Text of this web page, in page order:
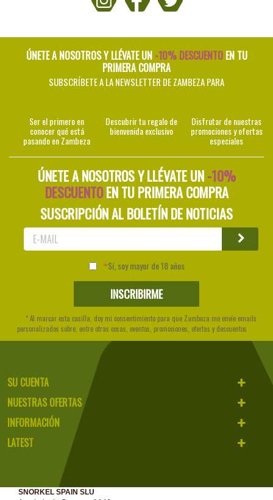
ÚNETE A NOSOTROS Y LLÉVATE UN -10% DESCUENTOEN TU
PRIMERA COMPRA
SUBSCRÍBETE A LA NEWSLETTER DE ZAMBEZA PARA
Ser el primero en
conocer qué está
pasando en Zambeza
Descubrir tu regalo de
bienvenida exclusivo
Disfrutar de nuestras
promociones y ofertas
especiales
ÚNETE A NOSOTROS Y LLÉVATE UN-10%
DESCUENTOEN TU PRIMERA COMPRA
SUSCRIPCIÓN AL BOLETÍN DE NOTICIAS
Sí, soy mayor de 18 años
* Al marcar esta casilla, doy mi consentimiento para que Zambeza me envíe emails
personalizados sobre, entre otras cosas, eventos, promociones, ofertas y descuentos
SU CUENTA
NUESTRAS OFERTAS
INFORMACIÓN
LATEST
SNORKEL SPAIN SLU